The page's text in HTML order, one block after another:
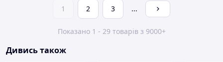
1 2 3 ...
Показано 1 - 29 товарів з 9000+
Дивись також